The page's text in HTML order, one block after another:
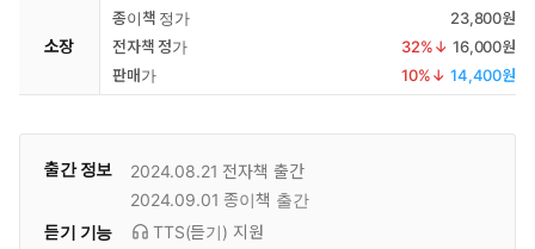
소장
종이책 정가
23,800원
전자책 정가
32%↓ 16,000원
판매가
10%↓ 14,400원
출간 정보 2024.08.21 전자책 출간
2024.09.01 종이책 출간
듣기 기능
TTS(듣기) 지원